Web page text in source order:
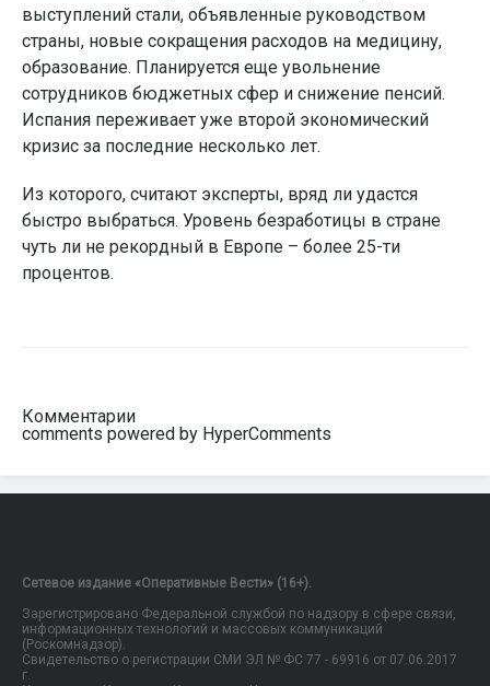
выступлений стали, объявленные руководством
страны, новые сокращения расходов на медицину,
образование. Планируется еще увольнение
сотрудников бюджетных сфер и снижение пенсий.
Испания переживает уже второй экономический
кризис за последние несколько лет.
Из которого, считают эксперты, вряд ли удастся
быстро выбраться. Уровень безработицы в стране
чуть ли не рекордный в Европе – более 25-ти
процентов.
Комментарии
comments powered by HyperComments
Сетевое издание «Оперативные Вести» (16+).
Зарегистрировано Федеральной службой по надзору в сфере связи,
информационных технологий и массовых коммуникаций
(Роскомнадзор).
Свидетельство о регистрации СМИ ЭЛ № ФС 77 - 69916 от 07.06.2017
г.